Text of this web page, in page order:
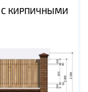
С КИРПИЧНЫМИ